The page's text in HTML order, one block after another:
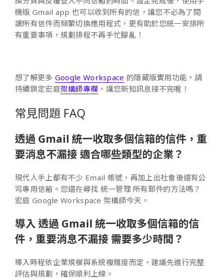
機版 Gmail app 也可以收到所有的信，讓您不必為了閱
讀所有信件而頻繁切換應用程式，更有助於您統一安排所
有重要事項，規劃排程不再手忙腳亂！
想了解更多 Google Workspace 的隱藏版實用功能，請
持續鎖定宏庭架構師專欄 ，讓您新知訊息接不完喔！
常見問題 FAQ
透過 Gmail 統一收取多個信箱的信件，重
要消息不漏接 適合哪些類型的企業？
現代人手上都有不少 Email 帳號，再加上出社會後還有公
司專用信箱。您還在尋找 統一管理 所有郵件的方法嗎？
宏庭 Google Workspace 架構師今天。
導入 透過 Gmail 統一收取多個信箱的信
件，重要消息不漏接 需要多少時間？
導入時程依企業規模與系統複雜度而定，建議先進行完整
評估與規劃，確保順利上線。